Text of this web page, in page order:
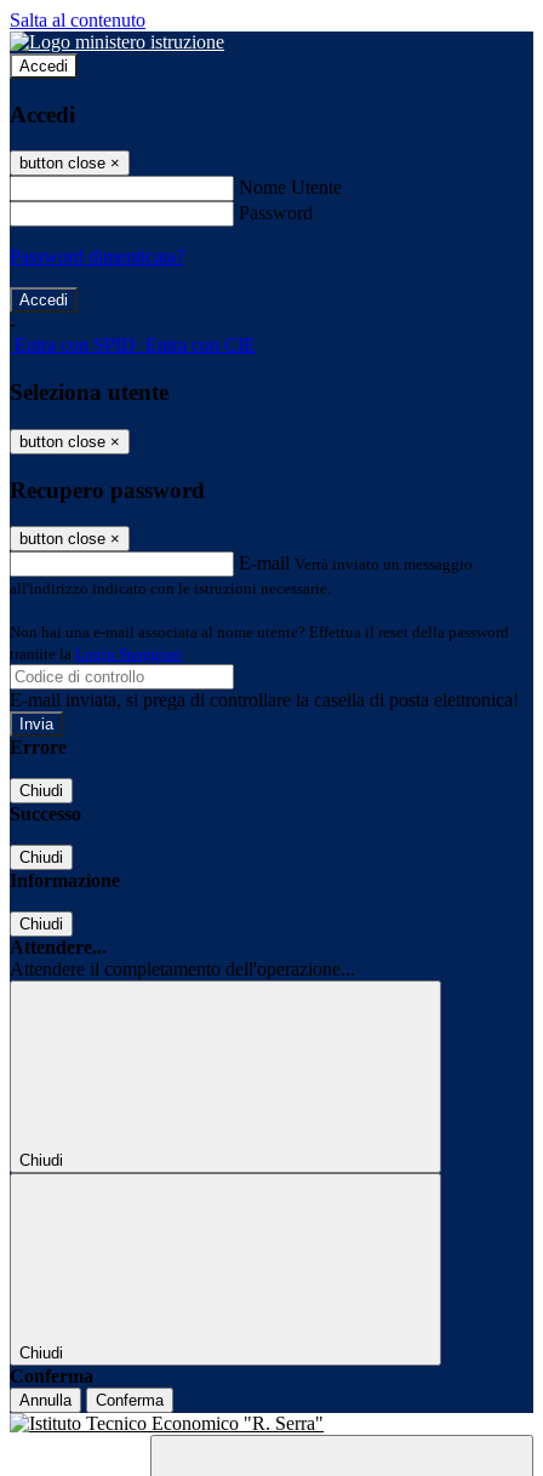
Salta al contenuto
Accedi
Accedi
button close ×
Nome Utente
Password
Password dimenticata?
-
Entra con SPID Entra con CIE
Seleziona utente
button close ×
Recupero password
button close ×
E-mail Verrà inviato un messaggio
all'indirizzo indicato con le istruzioni necessarie.
Non hai una e-mail associata al nome utente? Effettua il reset della password
tramite la Login Spaggiari
E-mail inviata, si prega di controllare la casella di posta elettronica!
Errore
Chiudi
Successo
Chiudi
Informazione
Chiudi
Attendere...
Attendere il completamento dell'operazione...
Chiudi
Chiudi
Conferma
Annulla Conferma